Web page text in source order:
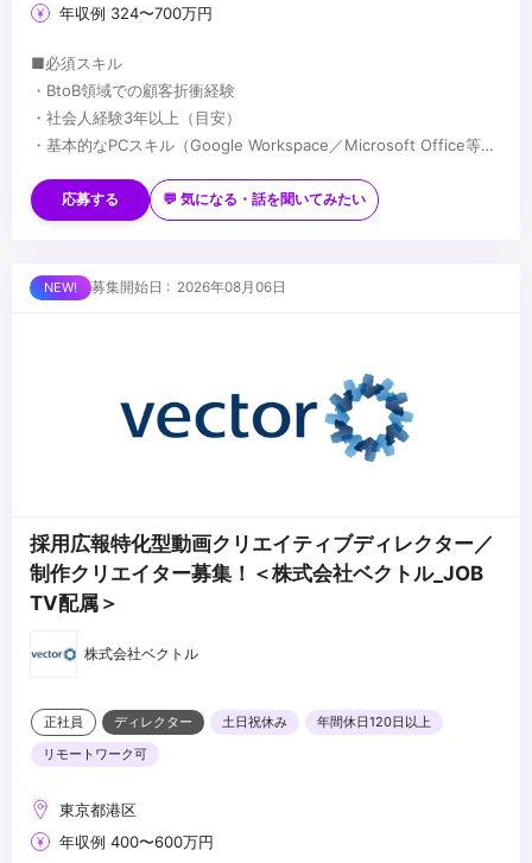
年収例 324〜700万円
■必須スキル
・BtoB領域での顧客折衝経験
・社会人経験3年以上（目安）
・基本的なPCスキル（Google Workspace／Microsoft Office等）
・企業のSNSアカウントの企画・運用
・Google Analyticsなどを用いた数値分析の経験
■求める人物像
・チームスポーツをするように働きたい方
・スポーツファンを増やしたいと思っている方
・選手やチームの成功を自分事として喜べる方
応募する 💬 気になる・話を聞いてみたい
募集開始日 : 2026年08月06日
採用広報特化型動画クリエイティブディレクター／
制作クリエイター募集！＜株式会社ベクトル_JOB
TV配属＞
株式会社ベクトル
正社員 ディレクター 土日祝休み
年間休日120日以上
リモートワーク可
東京都港区
年収例 400〜600万円